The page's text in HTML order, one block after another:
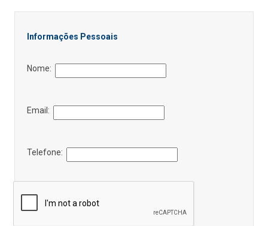
Informações Pessoais
Nome:
Email:
Telefone: